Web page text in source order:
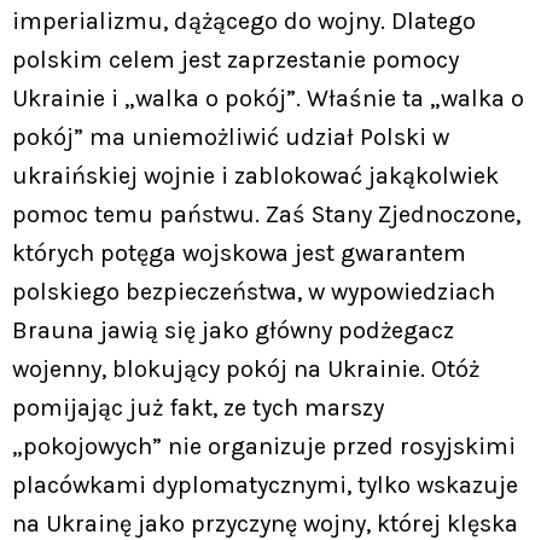
imperializmu, dążącego do wojny. Dlatego
polskim celem jest zaprzestanie pomocy
Ukrainie i „walka o pokój”. Właśnie ta „walka o
pokój” ma uniemożliwić udział Polski w
ukraińskiej wojnie i zablokować jakąkolwiek
pomoc temu państwu. Zaś Stany Zjednoczone,
których potęga wojskowa jest gwarantem
polskiego bezpieczeństwa, w wypowiedziach
Brauna jawią się jako główny podżegacz
wojenny, blokujący pokój na Ukrainie. Otóż
pomijając już fakt, ze tych marszy
„pokojowych” nie organizuje przed rosyjskimi
placówkami dyplomatycznymi, tylko wskazuje
na Ukrainę jako przyczynę wojny, której klęska